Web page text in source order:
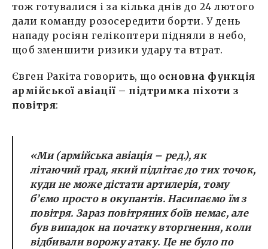
тож готувалися і за кілька днів до 24 лютого
дали команду розосередити борти. У день
нападу росіян гелікоптери підняли в небо,
щоб зменшити ризики удару та втрат.
Євген Ракіта говорить, що основна функція
армійської авіації – підтримка піхоти з
повітря:
«Ми (армійська авіація – ред.), як
літаючий град, який підлітає до тих точок,
куди не може дістати артилерія, тому
б’ємо просто в окупантів. Насипаємо їм з
повітря. Зараз повітряних боїв немає, але
був випадок на початку вторгнення, коли
відбивали ворожу атаку. Це не було по